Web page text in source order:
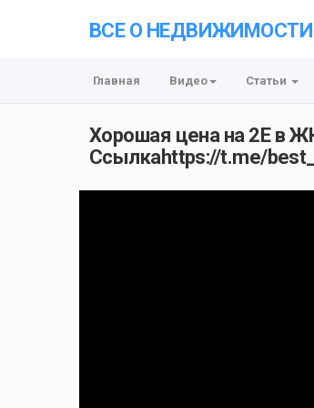
ВСЕ О НЕДВИЖИМОСТИ
Главная Видео Статьи
Хорошая цена на 2Е в
Ссылкаhttps://t.me/